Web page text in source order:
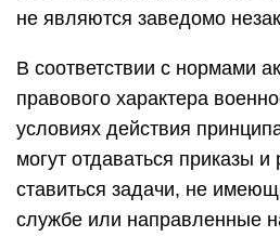
не являются заведомо
В соответствии с нормами
правового характера
условиях действия
могут отдаваться приказы
ставиться задачи, не
службе или направленные